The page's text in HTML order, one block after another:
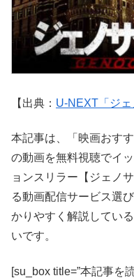
【出典： U-NEXT「ジェ
本記事は、「映画おす
の動画を無料視聴でイ
ョンスリラー【ジェノ
る動画配信サービス選
かりやすく解説してい
いです。
[su_box title=”本記事を